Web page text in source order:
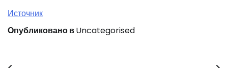
Источник
Опубликовано вUncategorised